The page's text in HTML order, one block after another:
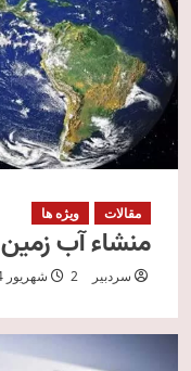
مقالات ویژه ها
منشاء آب زمین
سردبیر 2 شهریور 1404